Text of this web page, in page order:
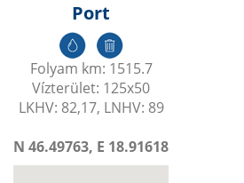
Port
Folyam km: 1515.7
Vízterület: 125x50
LKHV: 82,17, LNHV: 89
N 46.49763, E 18.91618